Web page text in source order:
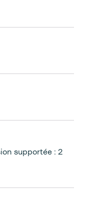
supportée : 2